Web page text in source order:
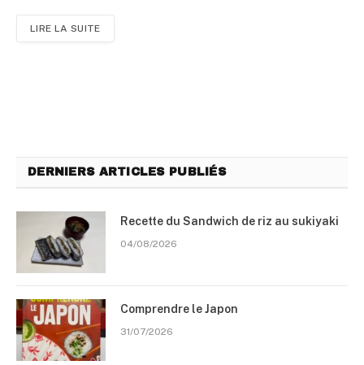
LIRE LA SUITE
DERNIERS ARTICLES PUBLIÉS
Recette du Sandwich de riz au sukiyaki
04/08/2026
Comprendre le Japon
31/07/2026